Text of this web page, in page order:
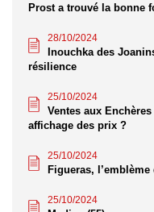
Prost a trouvé la bonne
28/10/2024
Inouchka des
résilience
25/10/2024
Ventes aux
affichage des prix ?
25/10/2024
Figueras, l’emblème
25/10/2024